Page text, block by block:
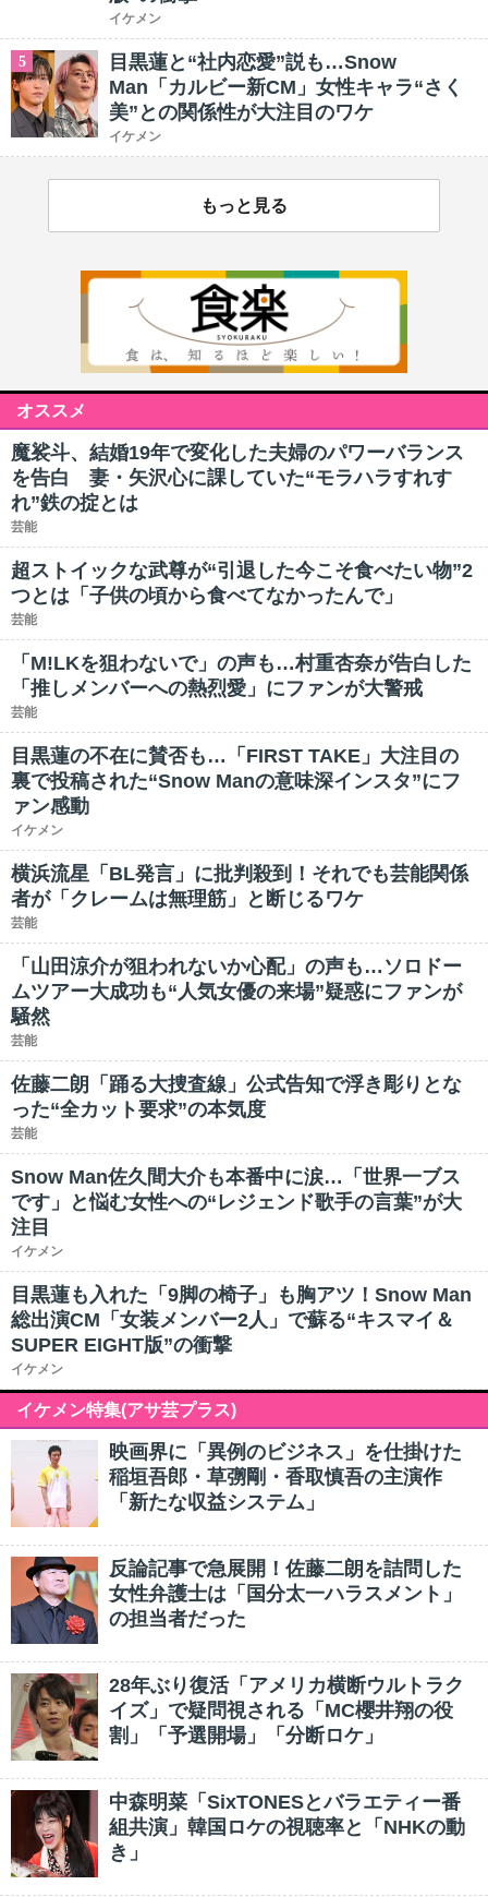
イケメン
5
目黒蓮と“社内恋愛”説も…Snow
Man「カルビー新CM」女性キャラ“さく
美”との関係性が大注目のワケ
イケメン
もっと見る
オススメ
魔裟斗、結婚19年で変化した夫婦のパワーバランス
を告白 妻・矢沢心に課していた“モラハラすれす
れ”鉄の掟とは
芸能
超ストイックな武尊が“引退した今こそ食べたい物”2
つとは「子供の頃から食べてなかったんで」
芸能
「M!LKを狙わないで」の声も…村重杏奈が告白した
「推しメンバーへの熱烈愛」にファンが大警戒
芸能
目黒蓮の不在に賛否も…「FIRST TAKE」大注目の
裏で投稿された“Snow Manの意味深インスタ”にフ
ァン感動
イケメン
横浜流星「BL発言」に批判殺到！それでも芸能関係
者が「クレームは無理筋」と断じるワケ
芸能
「山田涼介が狙われないか心配」の声も…ソロドー
ムツアー大成功も“人気女優の来場”疑惑にファンが
騒然
芸能
佐藤二朗「踊る大捜査線」公式告知で浮き彫りとな
った“全カット要求”の本気度
芸能
Snow Man佐久間大介も本番中に涙…「世界一ブス
です」と悩む女性への“レジェンド歌手の言葉”が大
注目
イケメン
目黒蓮も入れた「9脚の椅子」も胸アツ！Snow Man
総出演CM「女装メンバー2人」で蘇る“キスマイ＆
SUPER EIGHT版”の衝撃
イケメン
イケメン特集(アサ芸プラス)
映画界に「異例のビジネス」を仕掛けた
稲垣吾郎・草彅剛・香取慎吾の主演作
「新たな収益システム」
反論記事で急展開！佐藤二朗を詰問した
女性弁護士は「国分太一ハラスメント」
の担当者だった
28年ぶり復活「アメリカ横断ウルトラク
イズ」で疑問視される「MC櫻井翔の役
割」「予選開場」「分断ロケ」
中森明菜「SixTONESとバラエティー番
組共演」韓国ロケの視聴率と「NHKの動
き」